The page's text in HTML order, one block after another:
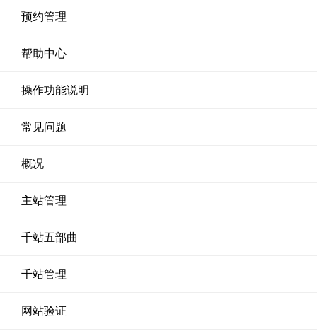
预约管理
帮助中心
操作功能说明
常见问题
概况
主站管理
千站五部曲
千站管理
网站验证